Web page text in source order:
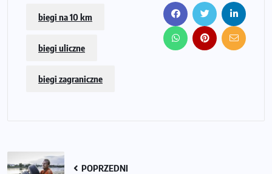
biegi na 10 km
biegi uliczne
biegi zagraniczne
POPRZEDNI